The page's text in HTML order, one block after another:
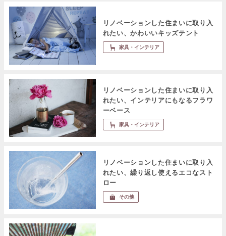
リノベーションした住まいに取り入
れたい、かわいいキッズテント
家具・インテリア
リノベーションした住まいに取り入
れたい、インテリアにもなるフラワ
ーベース
家具・インテリア
リノベーションした住まいに取り入
れたい、繰り返し使えるエコなスト
ロー
その他